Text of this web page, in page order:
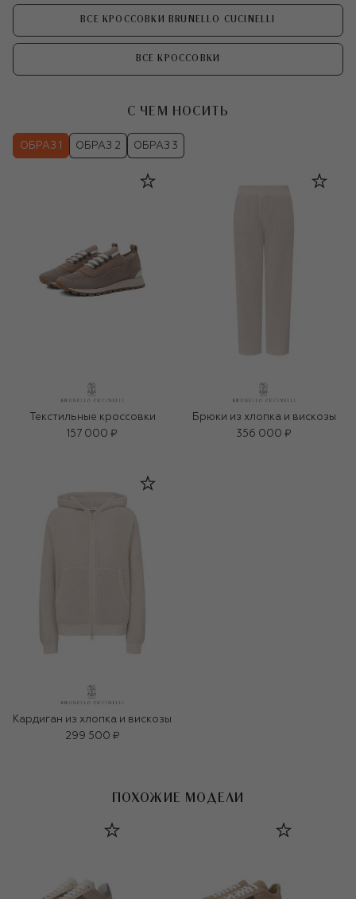
ВСЕ КРОССОВКИ BRUNELLO CUCINELLI
ВСЕ КРОССОВКИ
С ЧЕМ НОСИТЬ
ОБРАЗ 1 ОБРАЗ 2 ОБРАЗ 3
Текстильные кроссовки
157 000 ₽
Брюки из хлопка и вискозы
356 000 ₽
Кардиган из хлопка и вискозы
299 500 ₽
ПОХОЖИЕ МОДЕЛИ